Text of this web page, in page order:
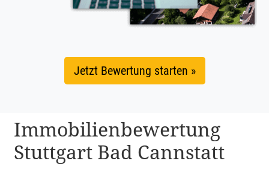
Jetzt Bewertung starten »
Immobi­li­en­be­wer­tung
Stuttgart Bad Cannstatt